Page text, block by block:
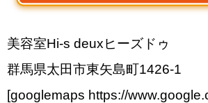
美容室Hi-s deuxヒーズドゥ
群馬県太田市東矢島町1426-1
[googlemaps https://